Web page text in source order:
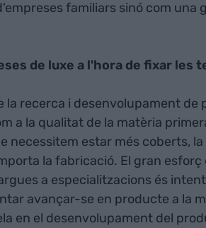
familiars sinó com una
de luxe a l'hora de fixar les
la recerca i desenvolupament de
a la qualitat de la matèria
necessitem estar més coberts,
la fabricació. El gran esforç
a especialitzacions és
avançar-se en producte a la
en el desenvolupament del